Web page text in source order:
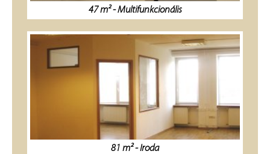
47 m² - Multifunkcionális
81 m² - Iroda